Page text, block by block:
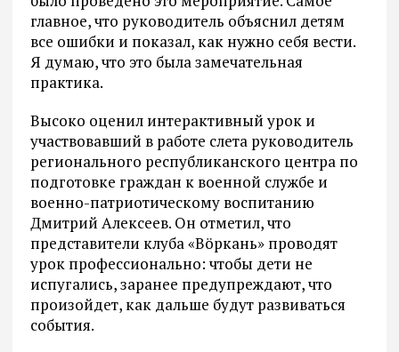
главное, что руководитель объяснил детям
все ошибки и показал, как нужно себя вести.
Я думаю, что это была замечательная
практика.
Высоко оценил интерактивный урок и
участвовавший в работе слета руководитель
регионального республиканского центра по
подготовке граждан к военной службе и
военно-патриотическому воспитанию
Дмитрий Алексеев. Он отметил, что
представители клуба «Вöркань» проводят
урок профессионально: чтобы дети не
испугались, заранее предупреждают, что
произойдет, как дальше будут развиваться
события.